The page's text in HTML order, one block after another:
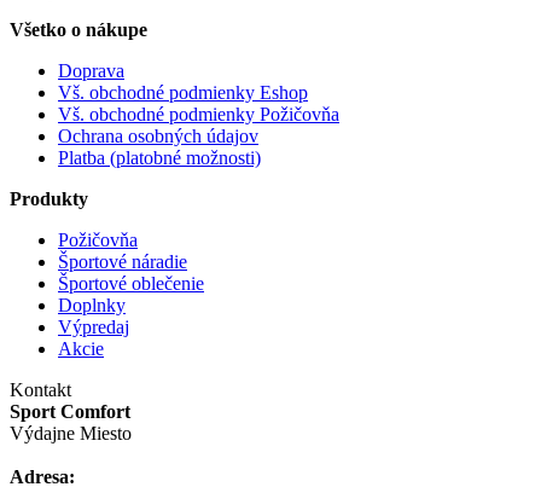
Všetko o nákupe
Doprava
Vš. obchodné podmienky Eshop
Vš. obchodné podmienky Požičovňa
Ochrana osobných údajov
Platba (platobné možnosti)
Produkty
Požičovňa
Športové náradie
Športové oblečenie
Doplnky
Výpredaj
Akcie
Kontakt
Sport Comfort
Výdajne Miesto
Adresa: